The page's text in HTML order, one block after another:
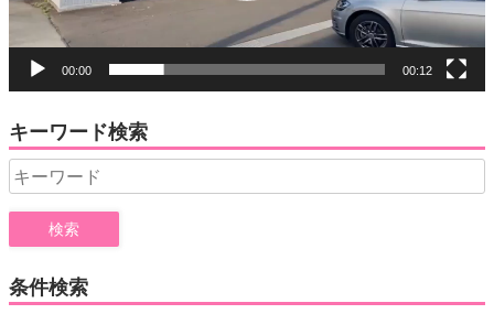
00:00 00:12
キーワード検索
Search
for:
条件検索